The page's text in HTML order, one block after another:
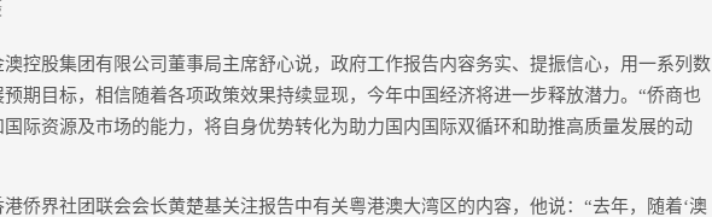
股集团有限公司董事局主席舒心说，政府工作报告内容务实、提振信心，用一系列数
期目标，相信随着各项政策效果持续显现，今年中国经济将进一步释放潜力。“侨商也
际资源及市场的能力，将自身优势转化为助力国内国际双循环和助推高质量发展的动
界社团联会会长黄楚基关注报告中有关粤港澳大湾区的内容，他说：“去年，随着‘澳